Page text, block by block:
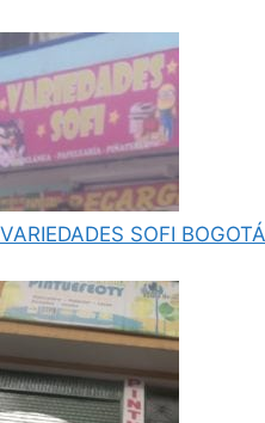
VARIEDADES SOFI BOGOTÁ